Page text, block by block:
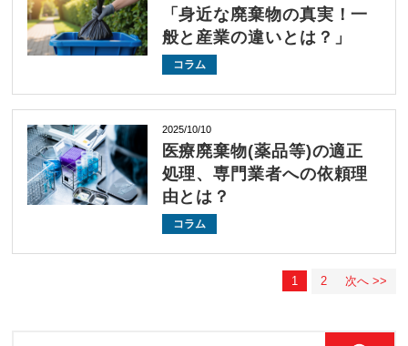
「身近な廃棄物の真実！一
般と産業の違いとは？」
コラム
2025/10/10
医療廃棄物(薬品等)の適正
処理、専門業者への依頼理
由とは？
コラム
1 2 次へ >>